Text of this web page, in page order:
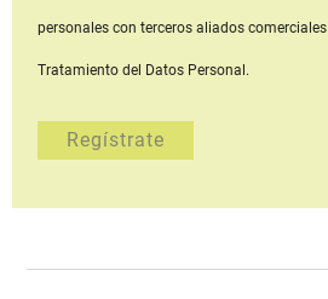
personales con terceros aliados comerciales
Tratamiento del Datos Personal.